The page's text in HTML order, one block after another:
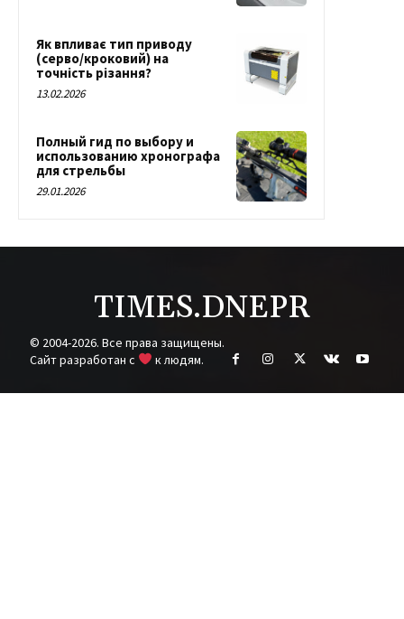
Як впливає тип приводу
(серво/кроковий) на
точність різання?
13.02.2026
Полный гид по выбору и
использованию хронографа
для стрельбы
29.01.2026
TIMES.DNEPR
© 2004-2026. Все права защищены.
Cайт разработан с
к людям.